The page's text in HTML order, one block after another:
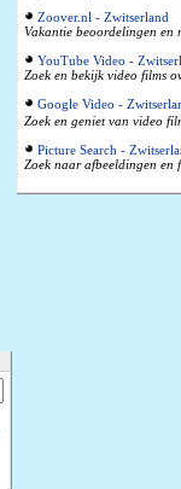
Zoover.nl - Zwitserland
Vakantie beoordelingen en
YouTube Video -
Zoek en bekijk video films
Google Video -
Zoek en geniet van video
Picture Search -
Zoek naar afbeeldingen en